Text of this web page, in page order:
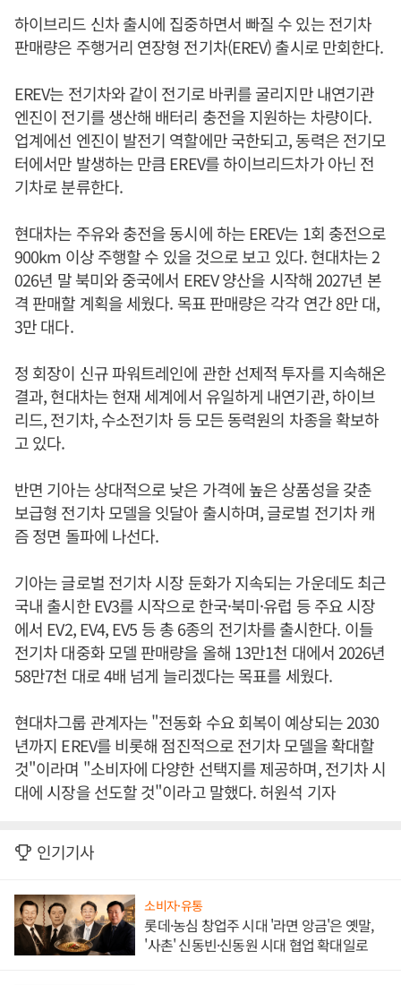
하이브리드 신차 출시에 집중하면서 빠질 수 있는 전기차
판매량은 주행거리 연장형 전기차(EREV) 출시로 만회한다.
EREV는 전기차와 같이 전기로 바퀴를 굴리지만 내연기관
엔진이 전기를 생산해 배터리 충전을 지원하는 차량이다.
업계에선 엔진이 발전기 역할에만 국한되고, 동력은 전기모
터에서만 발생하는 만큼 EREV를 하이브리드차가 아닌 전
기차로 분류한다.
현대차는 주유와 충전을 동시에 하는 EREV는 1회 충전으로
900km 이상 주행할 수 있을 것으로 보고 있다. 현대차는 2
026년 말 북미와 중국에서 EREV 양산을 시작해 2027년 본
격 판매할 계획을 세웠다. 목표 판매량은 각각 연간 8만 대,
3만 대다.
정 회장이 신규 파워트레인에 관한 선제적 투자를 지속해온
결과, 현대차는 현재 세계에서 유일하게 내연기관, 하이브
리드, 전기차, 수소전기차 등 모든 동력원의 차종을 확보하
고 있다.
반면 기아는 상대적으로 낮은 가격에 높은 상품성을 갖춘
보급형 전기차 모델을 잇달아 출시하며, 글로벌 전기차 캐
즘 정면 돌파에 나선다.
기아는 글로벌 전기차 시장 둔화가 지속되는 가운데도 최근
국내 출시한 EV3를 시작으로 한국·북미·유럽 등 주요 시장
에서 EV2, EV4, EV5 등 총 6종의 전기차를 출시한다. 이들
전기차 대중화 모델 판매량을 올해 13만1천 대에서 2026년
58만7천 대로 4배 넘게 늘리겠다는 목표를 세웠다.
현대차그룹 관계자는 "전동화 수요 회복이 예상되는 2030
년까지 EREV를 비롯해 점진적으로 전기차 모델을 확대할
것"이라며 "소비자에 다양한 선택지를 제공하며, 전기차 시
대에 시장을 선도할 것"이라고 말했다. 허원석 기자
인기기사
소비자·유통
롯데·농심 창업주 시대 '라면 앙금'은 옛말,
'사촌' 신동빈·신동원 시대 협업 확대일로